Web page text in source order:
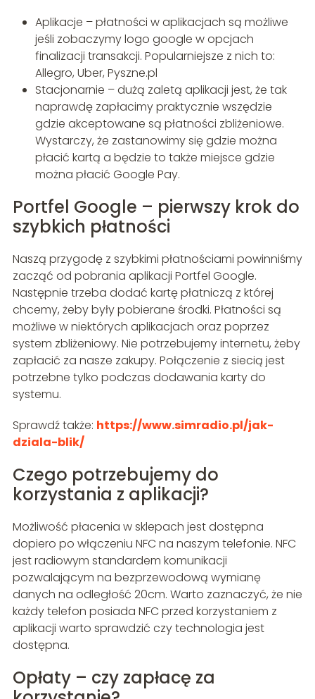
Aplikacje – płatności w aplikacjach są możliwe
jeśli zobaczymy logo google w opcjach
finalizacji transakcji. Popularniejsze z nich to:
Allegro, Uber, Pyszne.pl
Stacjonarnie – dużą zaletą aplikacji jest, że tak
naprawdę zapłacimy praktycznie wszędzie
gdzie akceptowane są płatności zbliżeniowe.
Wystarczy, że zastanowimy się gdzie można
płacić kartą a będzie to także miejsce gdzie
można płacić Google Pay.
Portfel Google – pierwszy krok do
szybkich płatności
Naszą przygodę z szybkimi płatnościami powinniśmy
zacząć od pobrania aplikacji Portfel Google.
Następnie trzeba dodać kartę płatniczą z której
chcemy, żeby były pobierane środki. Płatności są
możliwe w niektórych aplikacjach oraz poprzez
system zbliżeniowy. Nie potrzebujemy internetu, żeby
zapłacić za nasze zakupy. Połączenie z siecią jest
potrzebne tylko podczas dodawania karty do
systemu.
Sprawdź także: https://www.simradio.pl/jak-
dziala-blik/
Czego potrzebujemy do
korzystania z aplikacji?
Możliwość płacenia w sklepach jest dostępna
dopiero po włączeniu NFC na naszym telefonie. NFC
jest radiowym standardem komunikacji
pozwalającym na bezprzewodową wymianę
danych na odległość 20cm. Warto zaznaczyć, że nie
każdy telefon posiada NFC przed korzystaniem z
aplikacji warto sprawdzić czy technologia jest
dostępna.
Opłaty – czy zapłacę za